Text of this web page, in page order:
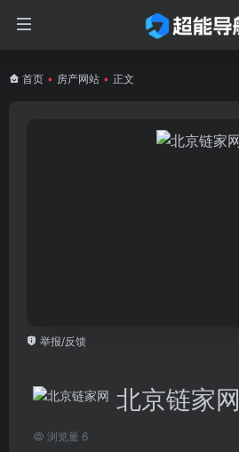
首页 • 房产网站 • 正文
举报/反馈
北京链家网
浏览量 6